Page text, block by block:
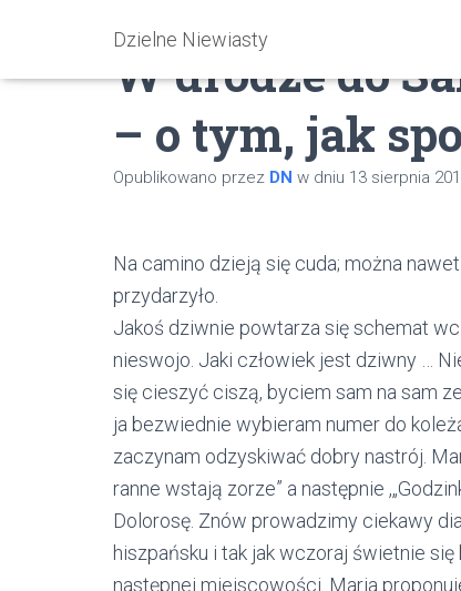
Dzielne Niewiasty
W drodze do
– o tym, jak
Opublikowano przez DN w dniu 13 sierpnia
Na camino dzieją się cuda; można
przydarzyło.
Jakoś dziwnie powtarza się schemat
nieswojo. Jaki człowiek jest dziwny …
się cieszyć ciszą, byciem sam na sam
ja bezwiednie wybieram numer do
zaczynam odzyskiwać dobry nastrój.
ranne wstają zorze” a następnie
Dolorosę. Znów prowadzimy ciekawy
hiszpańsku i tak jak wczoraj świetnie
następnej miejscowości. Maria